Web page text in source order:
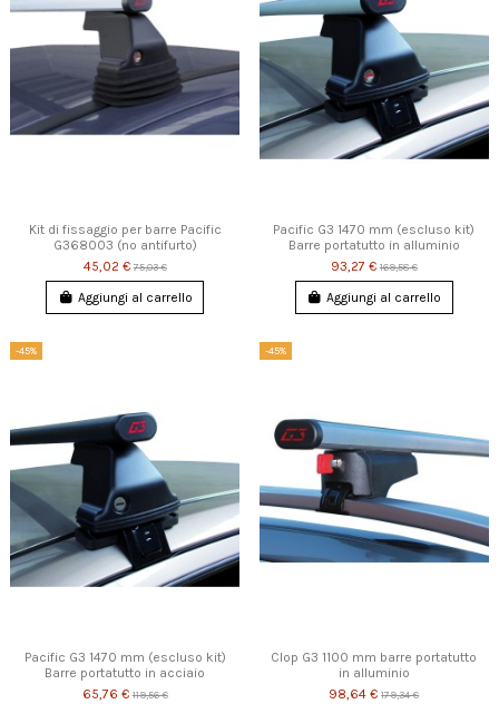
Kit di fissaggio per barre Pacific
G368003 (no antifurto)
45,02 €75,03 €
Aggiungi al carrello
Pacific G3 1470 mm (escluso kit)
Barre portatutto in alluminio
93,27 €169,58 €
Aggiungi al carrello
-45%
Pacific G3 1470 mm (escluso kit)
Barre portatutto in acciaio
65,76 €119,56 €
-45%
Clop G3 1100 mm barre portatutto
in alluminio
98,64 €179,34 €